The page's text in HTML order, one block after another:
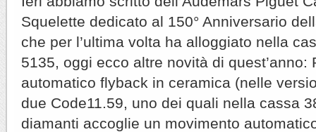
Squelette dedicato al 150° Anniversario
che per l’ultima volta ha alloggiato nella
5135, oggi ecco altre novità di quest’anno:
automatico flyback in ceramica (nelle
due Code11.59, uno dei quali nella cassa
diamanti accoglie un movimento